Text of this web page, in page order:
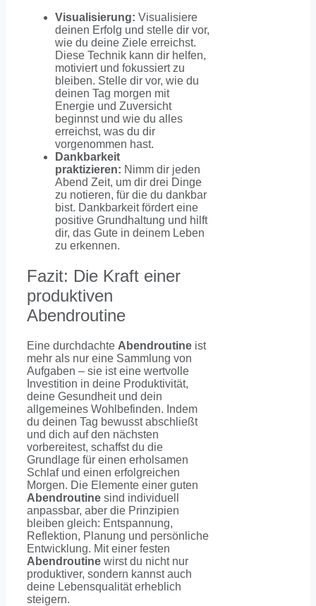
Visualisierung: Visualisiere
deinen Erfolg und stelle dir vor,
wie du deine Ziele erreichst.
Diese Technik kann dir helfen,
motiviert und fokussiert zu
bleiben. Stelle dir vor, wie du
deinen Tag morgen mit
Energie und Zuversicht
beginnst und wie du alles
erreichst, was du dir
vorgenommen hast.
Dankbarkeit
praktizieren: Nimm dir jeden
Abend Zeit, um dir drei Dinge
zu notieren, für die du dankbar
bist. Dankbarkeit fördert eine
positive Grundhaltung und hilft
dir, das Gute in deinem Leben
zu erkennen.
Fazit: Die Kraft einer
produktiven
Abendroutine
Eine durchdachte Abendroutine ist
mehr als nur eine Sammlung von
Aufgaben – sie ist eine wertvolle
Investition in deine Produktivität,
deine Gesundheit und dein
allgemeines Wohlbefinden. Indem
du deinen Tag bewusst abschließt
und dich auf den nächsten
vorbereitest, schaffst du die
Grundlage für einen erholsamen
Schlaf und einen erfolgreichen
Morgen. Die Elemente einer guten
Abendroutine sind individuell
anpassbar, aber die Prinzipien
bleiben gleich: Entspannung,
Reflektion, Planung und persönliche
Entwicklung. Mit einer festen
Abendroutine wirst du nicht nur
produktiver, sondern kannst auch
deine Lebensqualität erheblich
steigern.